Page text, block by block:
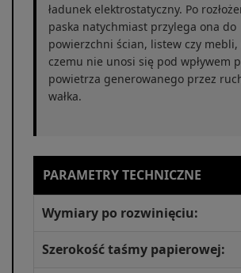
ładunek elektrostatyczny. Po
paska natychmiast przylega ona do
powierzchni ścian, listew czy mebli,
czemu nie unosi się pod wpływem
powietrza generowanego przez
wałka.
PARAMETRY TECHNICZNE
Wymiary po rozwinięciu:
Szerokość taśmy papierowej: